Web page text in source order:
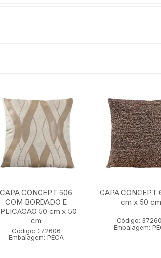
CAPA CONCEPT 606
COM BORDADO E
50 cm x 50
cm
Código: 372606
Embalagem: PECA
CAPA CONCEPT
cm x 50 cm
Código:
Embalagem: